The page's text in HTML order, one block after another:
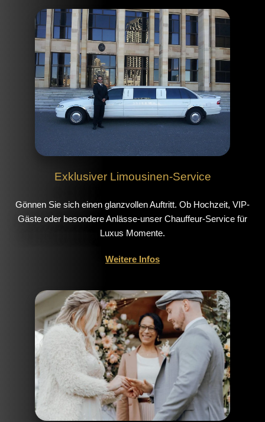
Exklusiver Limousinen-Service
Gönnen Sie sich einen glanzvollen Auftritt. Ob Hochzeit, VIP-
Gäste oder besondere Anlässe-unser Chauffeur-Service für
Luxus Momente.
Weitere Infos